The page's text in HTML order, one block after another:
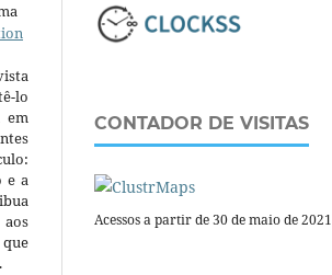
lo
em
e a
CONTADOR DE VISITAS
Acessos a partir de 30 de maio de 2021